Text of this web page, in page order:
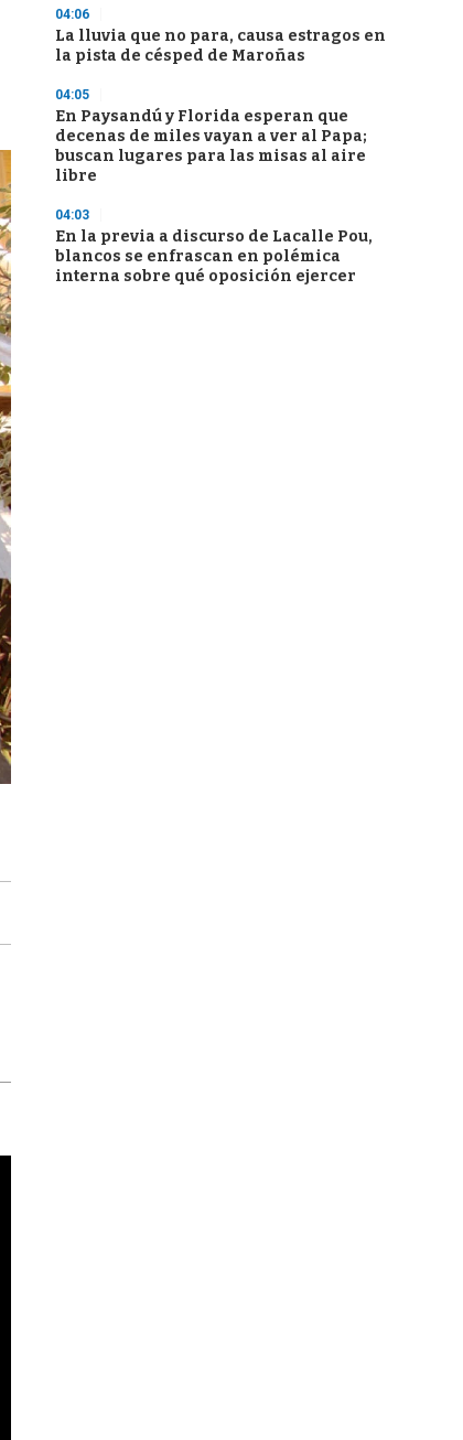
04:06
La lluvia que no para, causa estragos en
la pista de césped de Maroñas
04:05
En Paysandú y Florida esperan que
decenas de miles vayan a ver al Papa;
buscan lugares para las misas al aire
libre
04:03
En la previa a discurso de Lacalle Pou,
blancos se enfrascan en polémica
interna sobre qué oposición ejercer